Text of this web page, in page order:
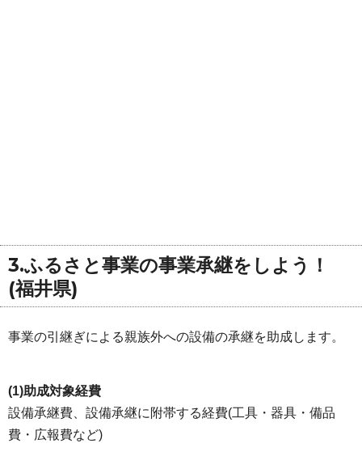
3.ふるさと事業の事業承継をしよう！
(福井県)
事業の引継ぎによる親族外への設備の承継を助成します。
(1)助成対象経費
設備承継費、設備承継に附帯する経費(工具・器具・備品
費・広報費など)